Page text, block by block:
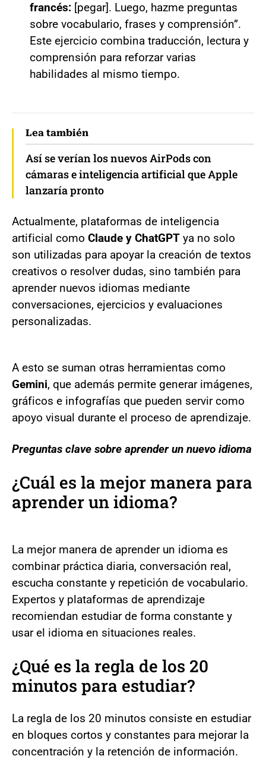
francés: [pegar]. Luego, hazme preguntas
sobre vocabulario, frases y comprensión”.
Este ejercicio combina traducción, lectura y
comprensión para reforzar varias
habilidades al mismo tiempo.
Lea también
Así se verían los nuevos AirPods con
cámaras e inteligencia artificial que Apple
lanzaría pronto
Actualmente, plataformas de inteligencia
artificial como Claude y ChatGPT ya no solo
son utilizadas para apoyar la creación de textos
creativos o resolver dudas, sino también para
aprender nuevos idiomas mediante
conversaciones, ejercicios y evaluaciones
personalizadas.
A esto se suman otras herramientas como
Gemini, que además permite generar imágenes,
gráficos e infografías que pueden servir como
apoyo visual durante el proceso de aprendizaje.
Preguntas clave sobre aprender un nuevo idioma
¿Cuál es la mejor manera para
aprender un idioma?
La mejor manera de aprender un idioma es
combinar práctica diaria, conversación real,
escucha constante y repetición de vocabulario.
Expertos y plataformas de aprendizaje
recomiendan estudiar de forma constante y
usar el idioma en situaciones reales.
¿Qué es la regla de los 20
minutos para estudiar?
La regla de los 20 minutos consiste en estudiar
en bloques cortos y constantes para mejorar la
concentración y la retención de información.